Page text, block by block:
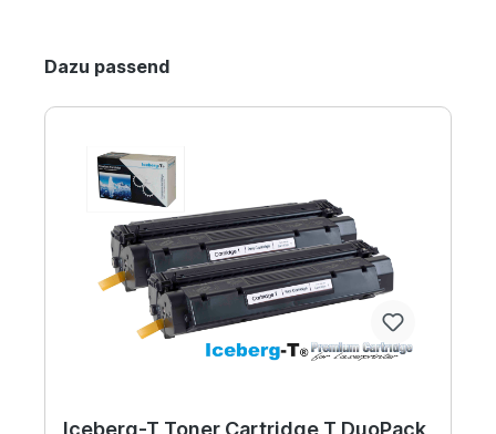
Dazu passend
Iceberg-T Toner Cartridge T DuoPack